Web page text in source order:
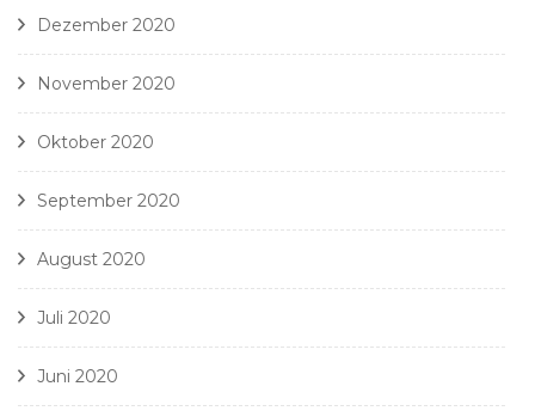
Dezember 2020
November 2020
Oktober 2020
September 2020
August 2020
Juli 2020
Juni 2020